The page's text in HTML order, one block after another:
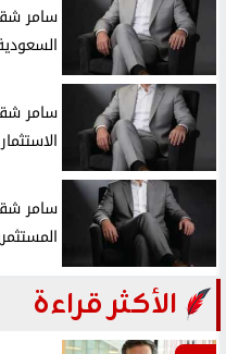
سامر
سامر
سامر
الأكثر قراءة